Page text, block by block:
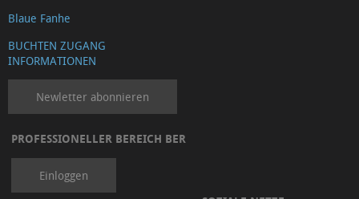
Blaue Fanhe
BUCHTEN ZUGANG
INFORMATIONEN
Newletter abonnieren
PROFESSIONELLER BEREICH BER
Einloggen